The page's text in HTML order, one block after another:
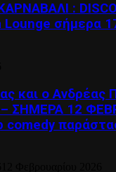
: DISCO
Lounge σήμερα
και ο Ανδρέας
ΣΗΜΕΡΑ 12
comedy